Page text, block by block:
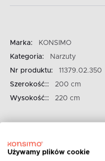
Marka:
KONSIMO
Kategoria:
Narzuty
Nr produktu:
11379.02.350
Szerokość::
200 cm
Wysokość::
220 cm
Używamy plików cookie